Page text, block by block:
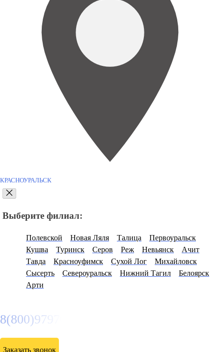
КРАСНОУРАЛЬСК
Выберите филиал:
Полевской Новая Ляля Талица
Первоуральск
Кушва
Туринск Серов Реж Невьянск
Ачит
Тавда
Красноуфимск Сухой Лог
Михайловск
Сысерть
Североуральск Нижний Тагил
Белоярск
Арти
8(800)9797043
Заказать звонок